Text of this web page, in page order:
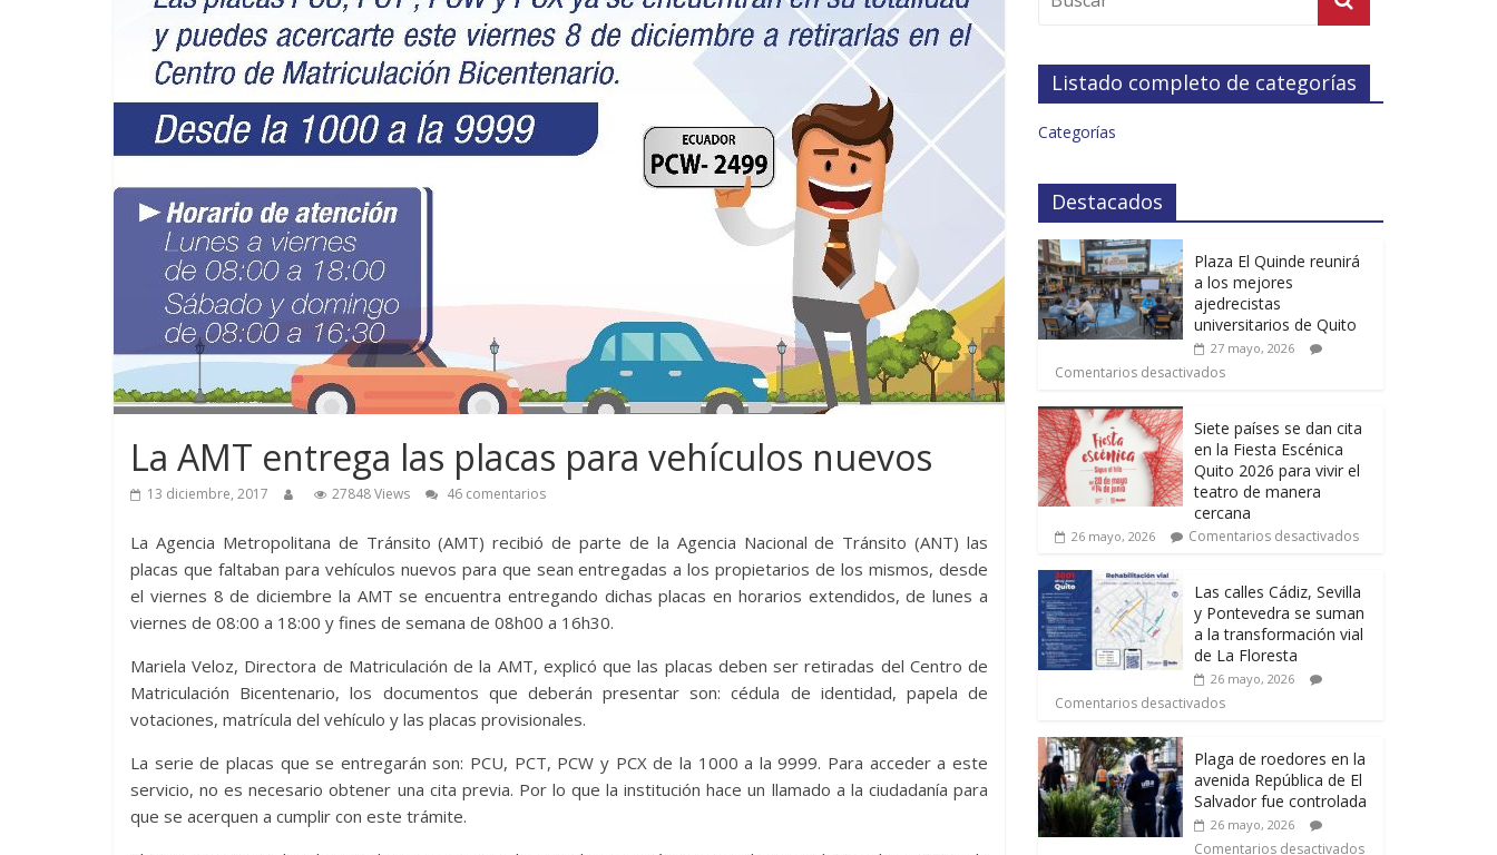
La AMT entrega las placas para vehículos nuevos
13 diciembre, 2017 27848 Views 46 comentarios
La Agencia Metropolitana de Tránsito (AMT) recibió de parte de la Agencia Nacional de Tránsito (ANT) las
placas que faltaban para vehículos nuevos para que sean entregadas a los propietarios de los mismos, desde
el viernes 8 de diciembre la AMT se encuentra entregando dichas placas en horarios extendidos, de lunes a
viernes de 08:00 a 18:00 y fines de semana de 08h00 a 16h30.
Mariela Veloz, Directora de Matriculación de la AMT, explicó que las placas deben ser retiradas del Centro de
Matriculación Bicentenario, los documentos que deberán presentar son: cédula de identidad, papela de
votaciones, matrícula del vehículo y las placas provisionales.
La serie de placas que se entregarán son: PCU, PCT, PCW y PCX de la 1000 a la 9999. Para acceder a este
servicio, no es necesario obtener una cita previa. Por lo que la institución hace un llamado a la ciudadanía para
que se acerquen a cumplir con este trámite.
Listado completo de categorías
Categorías
Destacados
Plaza El Quinde reunirá
a los mejores
ajedrecistas
universitarios de Quito
27 mayo, 2026
Comentarios desactivados
Siete países se dan cita
en la Fiesta Escénica
Quito 2026 para vivir el
teatro de manera
cercana
26 mayo, 2026 Comentarios desactivados
Las calles Cádiz, Sevilla
y Pontevedra se suman
a la transformación vial
de La Floresta
26 mayo, 2026
Comentarios desactivados
Plaga de roedores en la
avenida República de El
Salvador fue controlada
26 mayo, 2026
Comentarios desactivados